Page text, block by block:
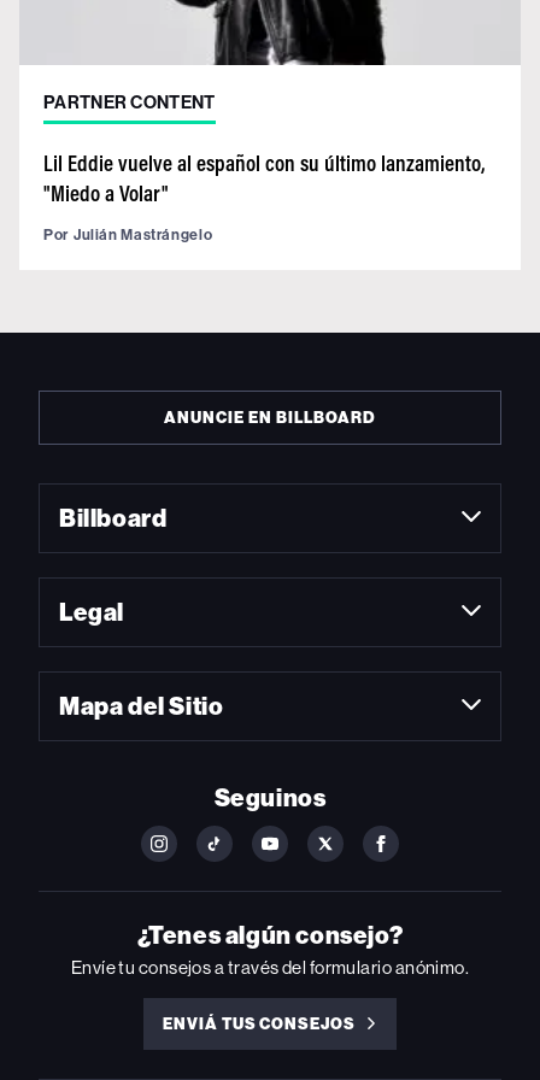
PARTNER CONTENT
Lil Eddie vuelve al español con su último lanzamiento,
"Miedo a Volar"
Por Julián Mastrángelo
ANUNCIE EN BILLBOARD
Billboard
Legal
Mapa del Sitio
Seguinos
FOLLOW
ON
INSTAGRAM
FOLLOW
ON
YOUTUBE
FOLLOW
ON
YOUTUBE
FOLLOW
ON
FOLLOW
ON
FACEBOOK
¿Tenes algún consejo?
Envíe tu consejos a través del formulario anónimo.
ENVIÁ TUS CONSEJOS
ENVIÁ